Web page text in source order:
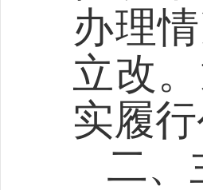
办理情
立改
实履
二、